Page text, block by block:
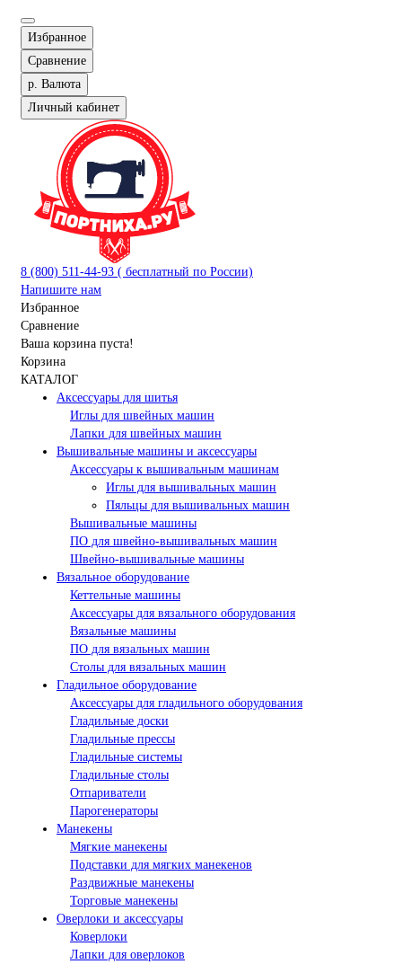
Избранное
Сравнение
р. Валюта
Личный кабинет
8 (800) 511-44-93 ( бесплатный по России)
Напишите нам
Избранное
Сравнение
Ваша корзина пуста!
Корзина
КАТАЛОГ
Аксессуары для шитья
Иглы для швейных машин
Лапки для швейных машин
Вышивальные машины и аксессуары
Аксессуары к вышивальным машинам
Иглы для вышивальных машин
Пяльцы для вышивальных машин
Вышивальные машины
ПО для швейно-вышивальных машин
Швейно-вышивальные машины
Вязальное оборудование
Кеттельные машины
Аксессуары для вязального оборудования
Вязальные машины
ПО для вязальных машин
Столы для вязальных машин
Гладильное оборудование
Аксессуары для гладильного оборудования
Гладильные доски
Гладильные прессы
Гладильные системы
Гладильные столы
Отпариватели
Парогенераторы
Манекены
Мягкие манекены
Подставки для мягких манекенов
Раздвижные манекены
Торговые манекены
Оверлоки и аксессуары
Коверлоки
Лапки для оверлоков